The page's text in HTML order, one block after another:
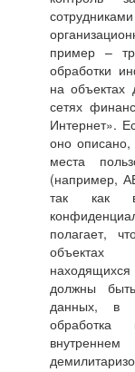
пример –
обработки
на объектах
сетях
Интернет».
оно
места
(например,
так как в
полагает,
объектах
должны
данных, в
обработка